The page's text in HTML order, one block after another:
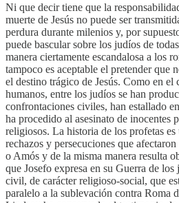
Ni que decir tiene que la
muerte de Jesús no puede ser
perdura durante milenios y, por
puede bascular sobre los judíos de
manera ciertamente escandalosa a los
tampoco es aceptable el pretender que
el destino trágico de Jesús. Como en el
humanos, entre los judíos se han
confrontaciones civiles, han estallado
ha procedido al asesinato de inocentes
religiosos. La historia de los profetas es
rechazos y persecuciones que
o Amós y de la misma manera resulta
que Josefo expresa en su Guerra de
civil, de carácter religioso-social, que
paralelo a la sublevación contra Roma